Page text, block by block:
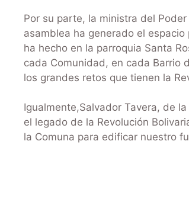
Por su parte, la ministra del
asamblea ha generado el
ha hecho en la parroquia Santa
cada Comunidad, en cada Barrio
los grandes retos que tienen la
Igualmente,Salvador Tavera, de
el legado de la Revolución
la Comuna para edificar nuestro